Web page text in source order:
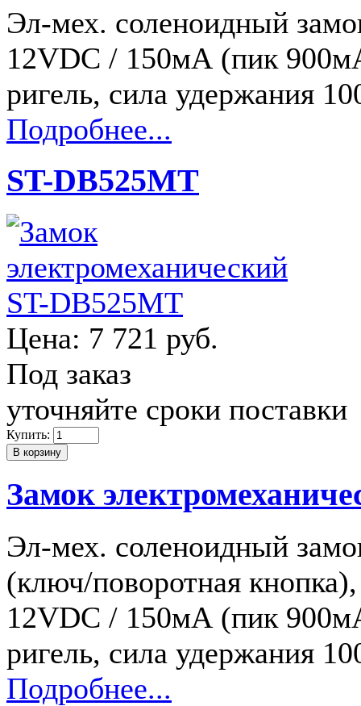
Эл-мех. соленоидный
12VDC / 150мА (пик
ригель, сила удержания
Подробнее...
ST-DB525MT
Цена: 7 721 руб.
Под заказ
уточняйте сроки поставки
Купить:
Замок
Эл-мех. соленоидный
(ключ/поворотная
12VDC / 150мА (пик
ригель, сила удержания
Подробнее...